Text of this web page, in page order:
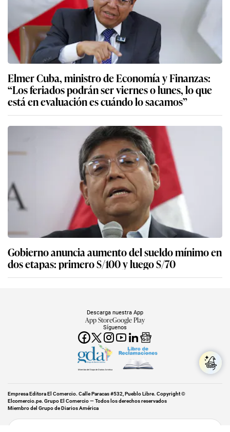
Elmer Cuba, ministro de Economía y Finanzas:
“Los feriados podrán ser viernes o lunes, lo que
está en evaluación es cuándo lo sacamos”
Gobierno anuncia aumento del sueldo mínimo en
dos etapas: primero S/100 y luego S/70
Síguenos
Descarga nuestra App
App StoreGoogle Play
Miembro del Grupo de Diarios América
Empresa Editora El Comercio. Calle Paracas #532, Pueblo Libre. Copyright ©
Elcomercio.pe. Grupo El Comercio — Todos los derechos reservados
Miembro del Grupo de Diarios América